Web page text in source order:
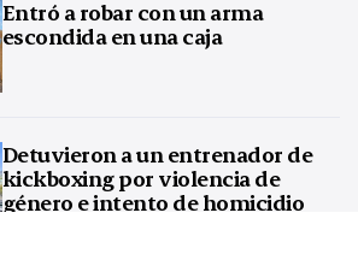
Entró a robar con un arma
escondida en una caja
Detuvieron a un entrenador de
kickboxing por violencia de
género e intento de homicidio